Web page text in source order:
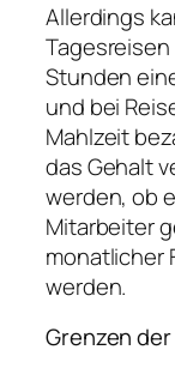
Allerdings
Stunden
und bei
Mahlzeit
das Gehalt
werden, ob
Mitarbeiter
monatlicher
werden.
Grenzen